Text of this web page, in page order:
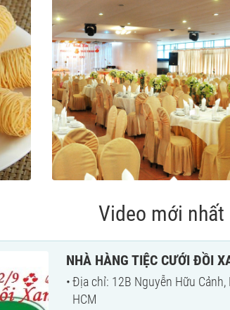
Video mới nhất
NHÀ HÀNG TIỆC CƯỚI ĐỒI
Địa chỉ: 12B Nguyễn Hữu Cảnh,
HCM